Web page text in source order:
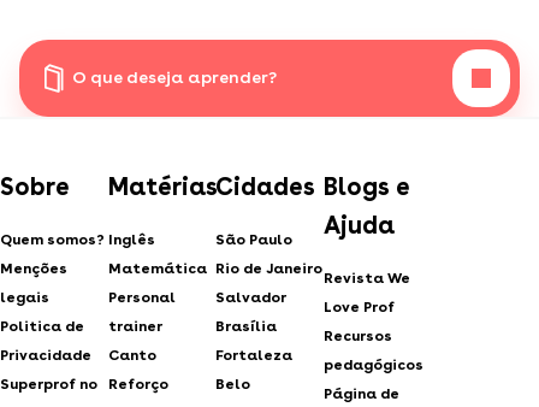
O que deseja aprender?
Sobre
Quem somos?
Menções
legais
Politica de
Privacidade
Superprof no
Matérias
Inglês
Matemática
Personal
trainer
Canto
Reforço
Cidades
São Paulo
Rio de Janeiro
Salvador
Brasília
Fortaleza
Belo
Blogs e
Ajuda
Revista We
Love Prof
Recursos
pedagógicos
Página de